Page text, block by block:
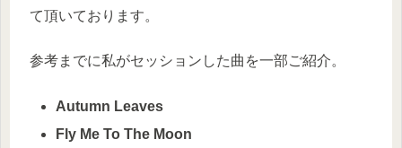
て頂いております。
参考までに私がセッションした曲を一部ご紹介。
Autumn Leaves
Fly Me To The Moon